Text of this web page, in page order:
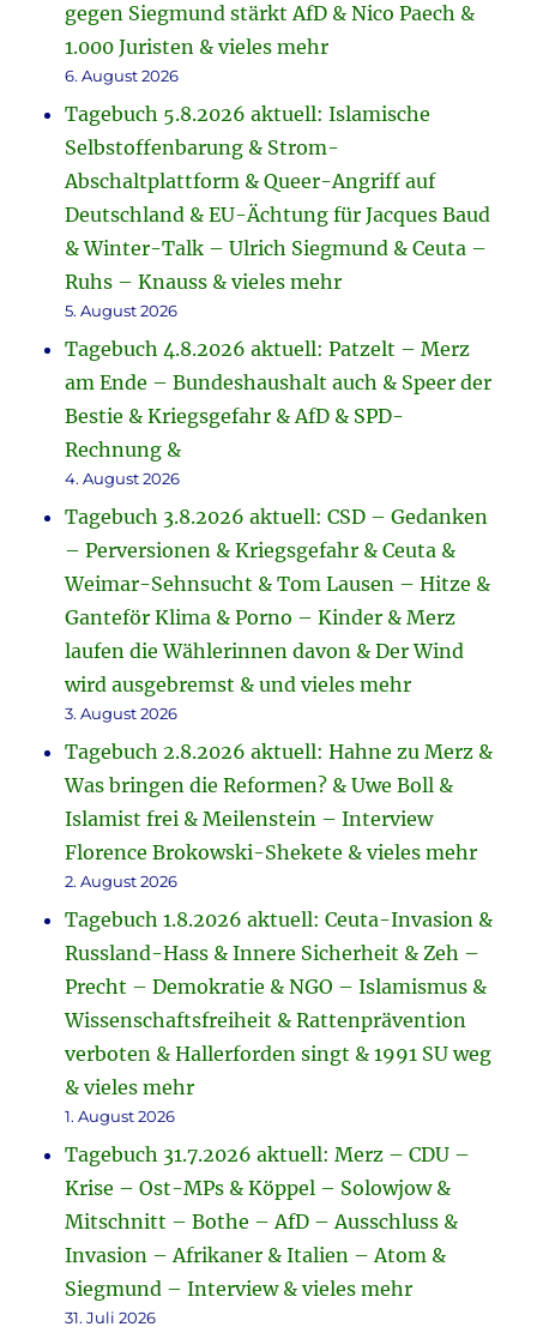
gegen Siegmund stärkt AfD & Nico Paech &
1.000 Juristen & vieles mehr
6. August 2026
Tagebuch 5.8.2026 aktuell: Islamische
Selbstoffenbarung & Strom-
Abschaltplattform & Queer-Angriff auf
Deutschland & EU-Ächtung für Jacques Baud
& Winter-Talk – Ulrich Siegmund & Ceuta –
Ruhs – Knauss & vieles mehr
5. August 2026
Tagebuch 4.8.2026 aktuell: Patzelt – Merz
am Ende – Bundeshaushalt auch & Speer der
Bestie & Kriegsgefahr & AfD & SPD-
Rechnung &
4. August 2026
Tagebuch 3.8.2026 aktuell: CSD – Gedanken
– Perversionen & Kriegsgefahr & Ceuta &
Weimar-Sehnsucht & Tom Lausen – Hitze &
Ganteför Klima & Porno – Kinder & Merz
laufen die Wählerinnen davon & Der Wind
wird ausgebremst & und vieles mehr
3. August 2026
Tagebuch 2.8.2026 aktuell: Hahne zu Merz &
Was bringen die Reformen? & Uwe Boll &
Islamist frei & Meilenstein – Interview
Florence Brokowski-Shekete & vieles mehr
2. August 2026
Tagebuch 1.8.2026 aktuell: Ceuta-Invasion &
Russland-Hass & Innere Sicherheit & Zeh –
Precht – Demokratie & NGO – Islamismus &
Wissenschaftsfreiheit & Rattenprävention
verboten & Hallerforden singt & 1991 SU weg
& vieles mehr
1. August 2026
Tagebuch 31.7.2026 aktuell: Merz – CDU –
Krise – Ost-MPs & Köppel – Solowjow &
Mitschnitt – Bothe – AfD – Ausschluss &
Invasion – Afrikaner & Italien – Atom &
Siegmund – Interview & vieles mehr
31. Juli 2026